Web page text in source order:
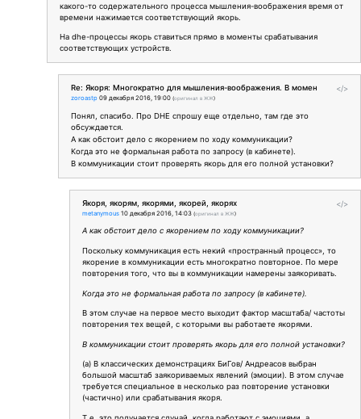
какого-то содержательного процесса мышления-воображения время от
времени нажимается соответствующий якорь.
На dhe-процессы якорь ставиться прямо в моменты срабатывания
соответствующих устройств.
</>
Re: Якоря: Многократно для мышления-воображения. В момен
zoroastp 09 декабря 2016, 19:00 (оригинал в ЖЖ)
Понял, спасибо. Про DHE спрошу еще отдельно, там где это
обсуждается.
А как обстоит дело с якорением по ходу коммуникации?
Когда это не формальная работа по запросу (в кабинете).
В коммуникации стоит проверять якорь для его полной установки?
</>
Якоря, якорям, якорями, якорей, якорях
metanymous 10 декабря 2016, 14:03 (оригинал в ЖЖ)
А как обстоит дело с якорением по ходу коммуникации?
Поскольку коммуникация есть некий «пространный процесс», то
якорение в коммуникации есть многократно повторное. По мере
повторения того, что вы в коммуникации намерены заякоривать.
Когда это не формальная работа по запросу (в кабинете).
В этом случае на первое место выходит фактор масштаба/ частоты
повторения тех вещей, с которыми вы работаете якорями.
В коммуникации стоит проверять якорь для его полной установки?
(а) В классических демонстрациях БиГов/ Андреасов выбран
большой масштаб заякориваемых явлений (эмоции). В этом случае
требуется специальное в несколько раз повторение установки
(частично) или срабатывания якоря.